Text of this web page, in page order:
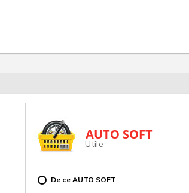
AUTO SOFT
Utile
De ce AUTO SOFT